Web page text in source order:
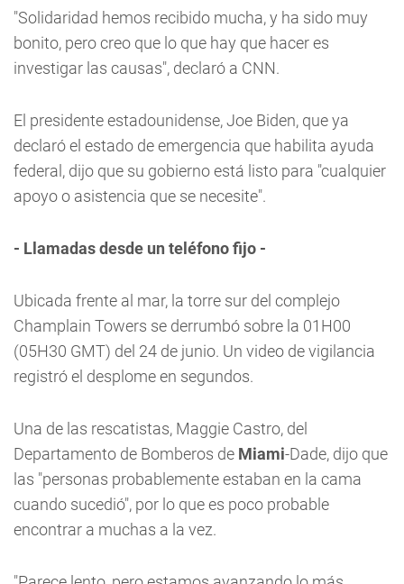
"Solidaridad hemos recibido mucha, y ha sido muy
bonito, pero creo que lo que hay que hacer es
investigar las causas", declaró a CNN.
El presidente estadounidense, Joe Biden, que ya
declaró el estado de emergencia que habilita ayuda
federal, dijo que su gobierno está listo para "cualquier
apoyo o asistencia que se necesite".
- Llamadas desde un teléfono fijo -
Ubicada frente al mar, la torre sur del complejo
Champlain Towers se derrumbó sobre la 01H00
(05H30 GMT) del 24 de junio. Un video de vigilancia
registró el desplome en segundos.
Una de las rescatistas, Maggie Castro, del
Departamento de Bomberos de Miami-Dade, dijo que
las "personas probablemente estaban en la cama
cuando sucedió", por lo que es poco probable
encontrar a muchas a la vez.